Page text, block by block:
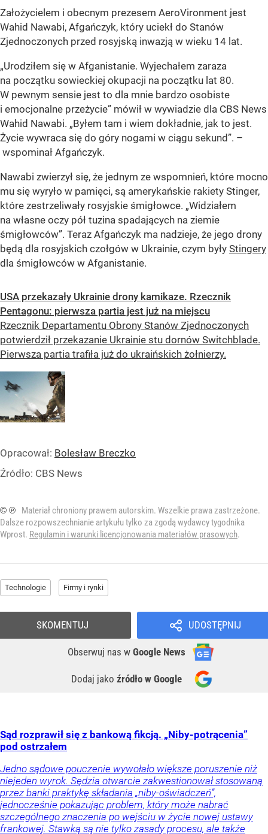
Założycielem i obecnym prezesem AeroVironment jest
Wahid Nawabi, Afgańczyk, który uciekł do Stanów
Zjednoczonych przed rosyjską inwazją w wieku 14 lat.
„Urodziłem się w Afganistanie. Wyjechałem zaraza
na początku sowieckiej okupacji na początku lat 80.
W pewnym sensie jest to dla mnie bardzo osobiste
i emocjonalne przeżycie” mówił w wywiadzie dla CBS News
Wahid Nawabi. „Byłem tam i wiem dokładnie, jak to jest.
Życie wywraca się do góry nogami w ciągu sekund”. –
wspominał Afgańczyk.
Nawabi zwierzył się, że jednym ze wspomnień, które mocno
mu się wyryło w pamięci, są amerykańskie rakiety Stinger,
które zestrzeliwały rosyjskie śmigłowce. „Widziałem
na własne oczy pół tuzina spadających na ziemie
śmigłowców”. Teraz Afgańczyk ma nadzieje, że jego drony
będą dla rosyjskich czołgów w Ukrainie, czym były Stingery
dla śmigłowców w Afganistanie.
USA przekazały Ukrainie drony kamikaze. Rzecznik
Pentagonu: pierwsza partia jest już na miejscu
Rzecznik Departamentu Obrony Stanów Zjednoczonych
potwierdził przekazanie Ukrainie stu dornów Switchblade.
Pierwsza partia trafiła już do ukraińskich żołnierzy.
Opracował: Bolesław Breczko
Źródło: CBS News
© ℗
Materiał chroniony prawem autorskim. Wszelkie prawa zastrzeżone.
Dalsze rozpowszechnianie artykułu tylko za zgodą wydawcy tygodnika
Wprost. Regulamin i warunki licencjonowania materiałów prasowych.
Technologie Firmy i rynki
UDOSTĘPNIJ
Obserwuj nas w Google News
Dodaj jako źródło w Google
SKOMENTUJ
Sąd rozprawił się z bankową fikcją. „Niby-potrącenia”
pod ostrzałem
Jedno sądowe pouczenie wywołało większe poruszenie niż
niejeden wyrok. Sędzia otwarcie zakwestionował stosowaną
przez banki praktykę składania „niby-oświadczeń”,
jednocześnie pokazując problem, który może nabrać
szczególnego znaczenia po wejściu w życie nowej ustawy
frankowej. Stawką są nie tylko zasady procesu, ale także